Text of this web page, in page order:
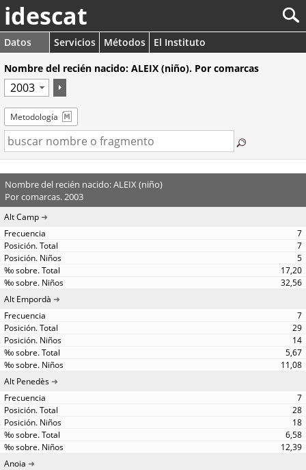
idescat
Datos Servicios Métodos
El Instituto
Nombre del recién nacido: ALEIX (niño). Por comarcas
Metodología
Nombre del recién nacido: ALEIX (niño)
Por comarcas. 2003
Alt Camp
7
7
5
17,20
32,56
Alt Empordà
7
29
14
5,67
11,08
Alt Penedès
7
28
18
6,58
12,39
Anoia